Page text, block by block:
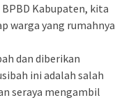
Kabupaten, kita
warga yang rumahnya
dan diberikan
ini adalah salah
seraya mengambil